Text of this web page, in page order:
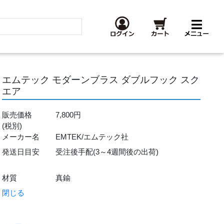
エムテック モダーンブラス ダブルフック スク
エア
販売価格
(税別)
7,800円
メーカー名
EMTEK/エムテック社
発送日目安
受注後手配(3～4週間後の出荷)
材質
真鍮
閉じる